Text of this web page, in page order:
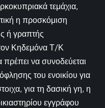
τεμάχια,
η προσκόμιση
ή γραπτής
Κηδεμόνα Τ/Κ
να συνοδεύεται
του ενοικίου για
για τη δασική γη, η
εγγράφου